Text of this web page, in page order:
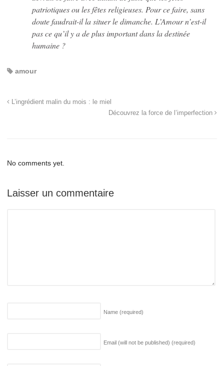
patriotiques ou les fêtes religieuses. Pour ce faire, sans
doute faudrait-il la situer le dimanche. L’Amour n’est-il
pas ce qu’il y a de plus important dans la destinée
humaine ?
amour
L’ingrédient malin du mois : le miel
Découvrez la force de l’imperfection
No comments yet.
Laisser un commentaire
Name (required)
Email (will not be published) (required)